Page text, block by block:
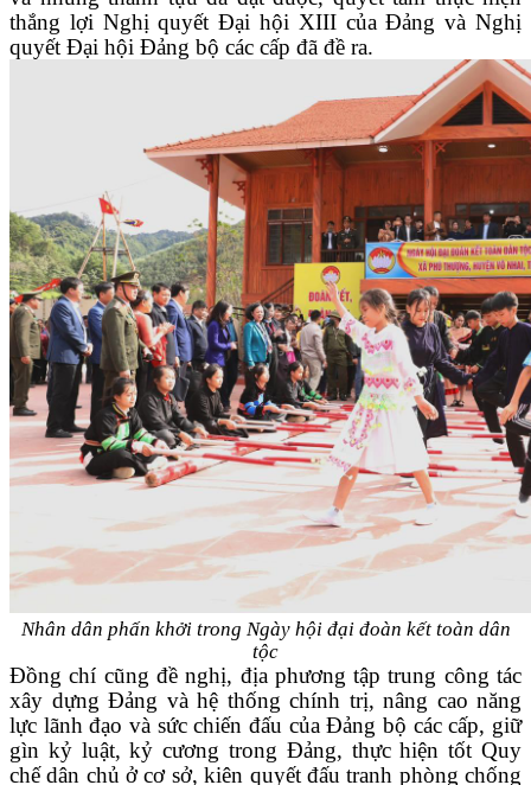
thắng lợi Nghị quyết Đại hội XIII của Đảng và Nghị
quyết Đại hội Đảng bộ các cấp đã đề ra.
Nhân dân phấn khởi trong Ngày hội đại đoàn kết toàn dân
tộc
Đồng chí cũng đề nghị, địa phương tập trung công tác
xây dựng Đảng và hệ thống chính trị, nâng cao năng
lực lãnh đạo và sức chiến đấu của Đảng bộ các cấp, giữ
gìn kỷ luật, kỷ cương trong Đảng, thực hiện tốt Quy
chế dân chủ ở cơ sở, kiên quyết đấu tranh phòng chống